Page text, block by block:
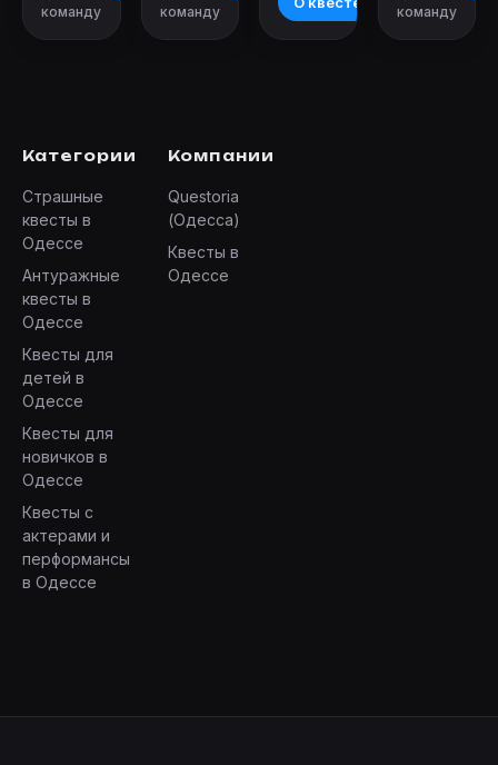
команду
команду
команду
Категории
Страшные
квесты в
Одессе
Антуражные
квесты в
Одессе
Квесты для
детей в
Одессе
Квесты для
новичков в
Одессе
Квесты с
актерами и
перформансы
в Одессе
Компании
Questoria
(Одесса)
Квесты в
Одессе